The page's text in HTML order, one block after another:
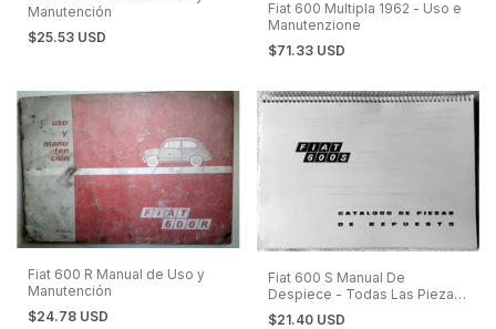
Manutención
$25.53 USD
Fiat 600 Multipla 1962 - Uso e
Manutenzione
$71.33 USD
Fiat 600 R Manual de Uso y
Manutención
$24.78 USD
Fiat 600 S Manual De
Despiece - Todas Las Piezas
y Su Número
$21.40 USD